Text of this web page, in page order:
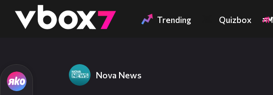
👾 Trending Quizbox
Nova News